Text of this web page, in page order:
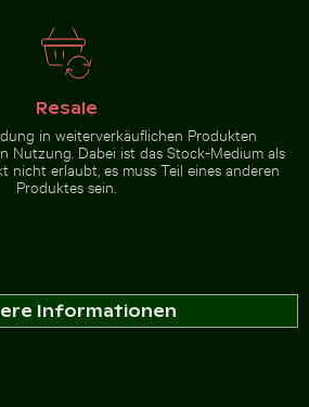
Resale
in weiterverkäuflichen Produkten
Nutzung. Dabei ist das Stock-Medium als
nicht erlaubt, es muss Teil eines anderen
Produktes sein.
Informationen